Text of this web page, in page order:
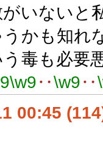
いないと
うかも知れ
毒も必要
\w9‥\w9‥
00:45